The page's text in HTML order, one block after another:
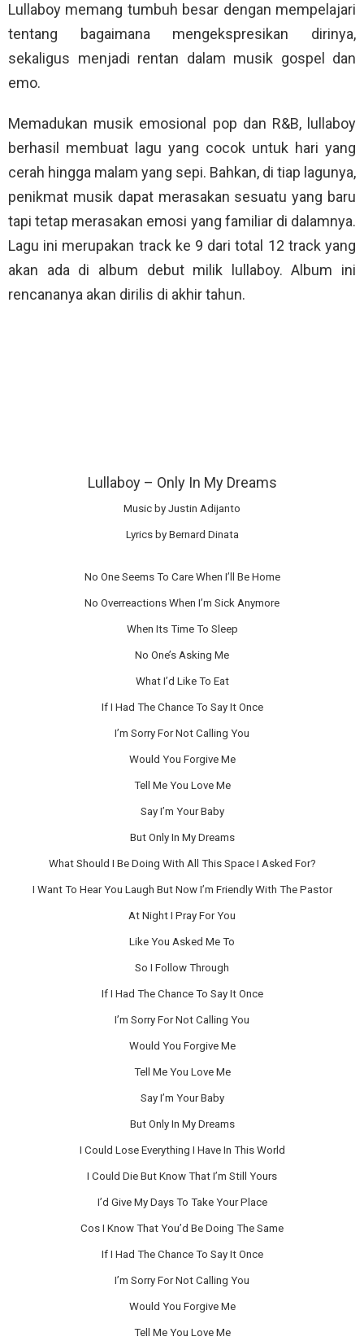
Lullaboy memang tumbuh besar dengan mempelajari
tentang bagaimana mengekspresikan dirinya,
sekaligus menjadi rentan dalam musik gospel dan
emo.
Memadukan musik emosional pop dan R&B, lullaboy
berhasil membuat lagu yang cocok untuk hari yang
cerah hingga malam yang sepi. Bahkan, di tiap lagunya,
penikmat musik dapat merasakan sesuatu yang baru
tapi tetap merasakan emosi yang familiar di dalamnya.
Lagu ini merupakan track ke 9 dari total 12 track yang
akan ada di album debut milik lullaboy. Album ini
rencananya akan dirilis di akhir tahun.
Lullaboy – Only In My Dreams
Music by Justin Adijanto
Lyrics by Bernard Dinata
No One Seems To Care When I’ll Be Home
No Overreactions When I’m Sick Anymore
When Its Time To Sleep
No One’s Asking Me
What I’d Like To Eat
If I Had The Chance To Say It Once
I’m Sorry For Not Calling You
Would You Forgive Me
Tell Me You Love Me
Say I’m Your Baby
But Only In My Dreams
What Should I Be Doing With All This Space I Asked For?
I Want To Hear You Laugh But Now I’m Friendly With The Pastor
At Night I Pray For You
Like You Asked Me To
So I Follow Through
If I Had The Chance To Say It Once
I’m Sorry For Not Calling You
Would You Forgive Me
Tell Me You Love Me
Say I’m Your Baby
But Only In My Dreams
I Could Lose Everything I Have In This World
I Could Die But Know That I’m Still Yours
I’d Give My Days To Take Your Place
Cos I Know That You’d Be Doing The Same
If I Had The Chance To Say It Once
I’m Sorry For Not Calling You
Would You Forgive Me
Tell Me You Love Me